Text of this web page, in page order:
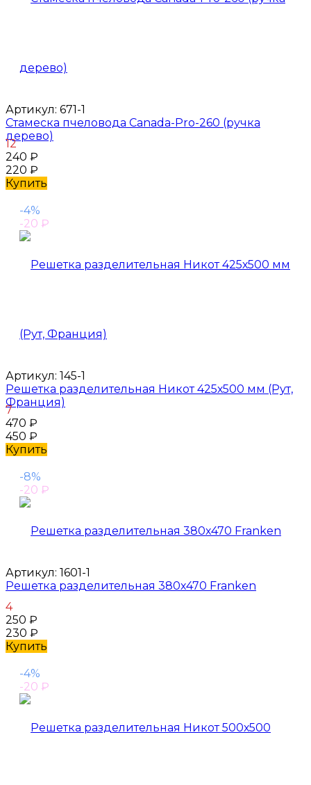
Артикул: 671-1
Стамеска пчеловода Canada-Pro-260 (ручка
дерево)
12
240 ₽
220 ₽
Купить
-4%
-20 ₽
Артикул: 145-1
Решетка разделительная Никот 425х500 мм (Рут,
Франция)
7
470 ₽
450 ₽
Купить
-8%
-20 ₽
Артикул: 1601-1
Решетка разделительная 380х470 Franken
4
250 ₽
230 ₽
Купить
-4%
-20 ₽